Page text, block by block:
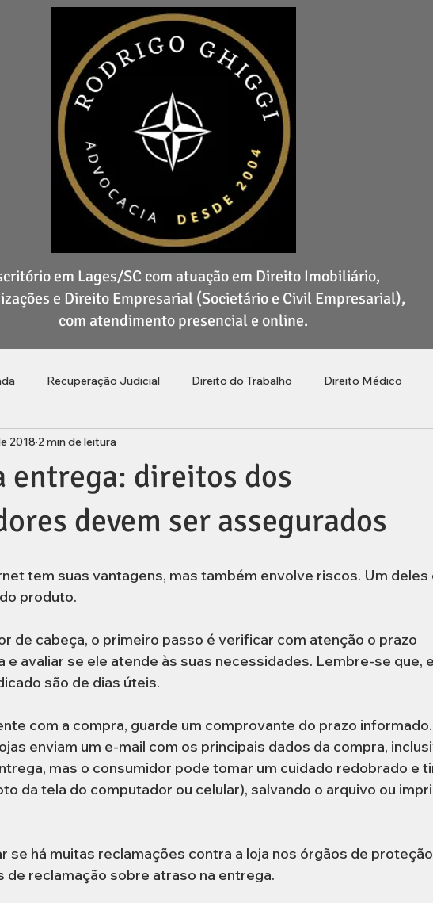
em Lages/SC com atuação em Direito Imobiliário,
e Direito Empresarial (Societário e Civil Empresarial),
com atendimento presencial e online.
Recuperação Judicial Direito do Trabalho Direito Médico
Bolha Imobiliária
entrega: direitos dos
devem ser assegurados
2018 2 min de leitura
tem suas vantagens, mas também envolve riscos. Um deles
produto.
de cabeça, o primeiro passo é verificar com atenção o prazo
e avaliar se ele atende às suas necessidades. Lembre-se que,
são de dias úteis.
com a compra, guarde um comprovante do prazo informado.
enviam um e-mail com os principais dados da compra,
mas o consumidor pode tomar um cuidado redobrado e
da tela do computador ou celular), salvando o arquivo ou
se há muitas reclamações contra a loja nos órgãos de
de reclamação sobre atraso na entrega.